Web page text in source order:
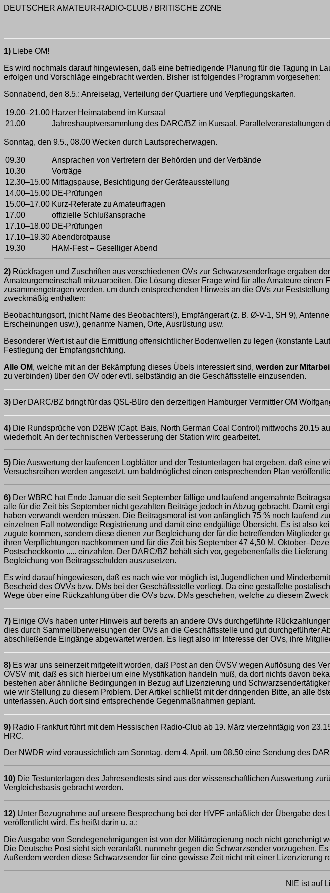
DEUTSCHER AMATEUR-RADIO-CLUB / BRITISCHE ZONE
1) Liebe OM!
Es wird nochmals darauf hingewiesen, daß eine befriedigende Planung für die Tagung in
erfolgen und Vorschläge eingebracht werden. Bisher ist folgendes Programm vorgesehen:
Sonnabend, den 8.5.: Anreisetag, Verteilung der Quartiere und Verpflegungskarten.
19.00–21.00 Harzer Heimatabend im Kursaal
21.00
Jahreshauptversammlung des DARC/BZ im Kursaal, Parallelveranstaltungen
Sonntag, den 9.5., 08.00 Wecken durch Lautsprecherwagen.
09.30
Ansprachen von Vertretern der Behörden und der Verbände
10.30
Vorträge
12.30–15.00 Mittagspause, Besichtigung der Geräteausstellung
14.00–15.00 DE-Prüfungen
15.00–17.00 Kurz-Referate zu Amateurfragen
17.00
offizielle Schlußansprache
17.10–18.00 DE-Prüfungen
17.10–19.30 Abendbrotpause
19.30
HAM-Fest – Geselliger Abend
2) Rückfragen und Zuschriften aus verschiedenen OVs zur Schwarzsenderfrage ergaben
Amateurgemeinschaft mitzuarbeiten. Die Lösung dieser Frage wird für alle Amateure
zusammengetragen werden, um durch entsprechenden Hinweis an die OVs zur
zweckmäßig enthalten:
Beobachtungsort, (nicht Name des Beobachters!), Empfängerart (z. B. Ø-V-1, SH 9),
Erscheinungen usw.), genannte Namen, Orte, Ausrüstung usw.
Besonderer Wert ist auf die Ermittlung offensichtlicher Bodenwellen zu legen (konstante
Festlegung der Empfangsrichtung.
Alle OM, welche mit an der Bekämpfung dieses Übels interessiert sind, werden zur
zu verbinden) über den OV oder evtl. selbständig an die Geschäftsstelle einzusenden.
3) Der DARC/BZ bringt für das QSL-Büro den derzeitigen Hamburger Vermittler OM
4) Die Rundsprüche von D2BW (Capt. Bais, North German Coal Control) mittwochs 20.15
wiederholt. An der technischen Verbesserung der Station wird gearbeitet.
5) Die Auswertung der laufenden Logblätter und der Testunterlagen hat ergeben, daß eine
Versuchsreihen werden angesetzt, um baldmöglichst einen entsprechenden Plan
6) Der WBRC hat Ende Januar die seit September fällige und laufend angemahnte
alle für die Zeit bis September nicht gezahlten Beiträge jedoch in Abzug gebracht. Damit
haben verwandt werden müssen. Die Beitragsmoral ist von anfänglich 75 % noch laufend
einzelnen Fall notwendige Registrierung und damit eine endgültige Übersicht. Es ist also
zugute kommen, sondern diese dienen zur Begleichung der für die betreffenden
ihren Verpflichtungen nachkommen und für die Zeit bis September 47 4,50 M,
Postscheckkonto ..... einzahlen. Der DARC/BZ behält sich vor, gegebenenfalls die Lieferung
Begleichung von Beitragsschulden auszusetzen.
Es wird darauf hingewiesen, daß es nach wie vor möglich ist, Jugendlichen und
Bescheid des OVVs bzw. DMs bei der Geschäftsstelle vorliegt. Da eine gestaffelte
Wege über eine Rückzahlung über die OVs bzw. DMs geschehen, welche zu diesem
7) Einige OVs haben unter Hinweis auf bereits an andere OVs durchgeführte
dies durch Sammelüberweisungen der OVs an die Geschäftsstelle und gut durchgeführter
abschließende Eingänge abgewartet werden. Es liegt also im Interesse der OVs, ihre
8) Es war uns seinerzeit mitgeteilt worden, daß Post an den ÖVSV wegen Auflösung des
ÖVSV mit, daß es sich hierbei um eine Mystifikation handeln muß, da dort nichts davon
bestehen aber ähnliche Bedingungen in Bezug auf Lizenzierung und
wie wir Stellung zu diesem Problem. Der Artikel schließt mit der dringenden Bitte, an alle
unterlassen. Auch dort sind entsprechende Gegenmaßnahmen geplant.
9) Radio Frankfurt führt mit dem Hessischen Radio-Club ab 19. März vierzehntägig von
HRC.
Der NWDR wird voraussichtlich am Sonntag, dem 4. April, um 08.50 eine Sendung des
10) Die Testunterlagen des Jahresendtests sind aus der wissenschaftlichen Auswertung
Vergleichsbasis gebracht werden.
12) Unter Bezugnahme auf unsere Besprechung bei der HVPF anläßlich der Übergabe
veröffentlicht wird. Es heißt darin u. a.:
Die Ausgabe von Sendegenehmigungen ist von der Militärregierung noch nicht genehmigt
Die Deutsche Post sieht sich veranlaßt, nunmehr gegen die Schwarzsender vorzugehen.
Außerdem werden diese Schwarzsender für eine gewisse Zeit nicht mit einer Lizenzierung
NIE ist auf